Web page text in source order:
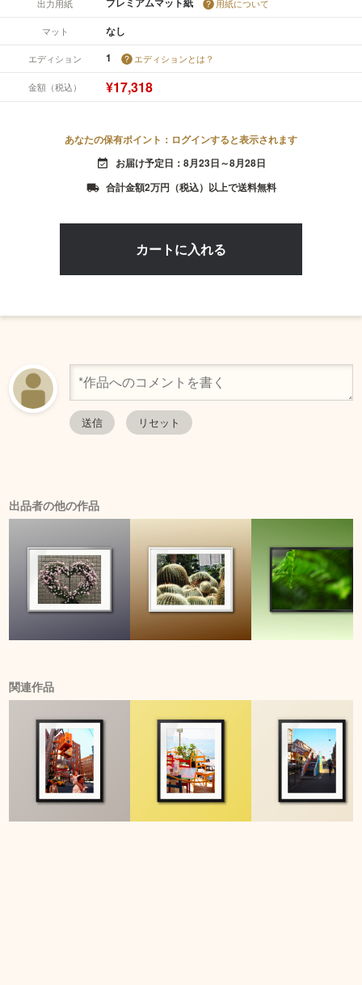
出力用紙 用紙について
マット なし
エディション 1 エディションとは？
金額（税込） ¥17,318
あなたの保有ポイント：ログインすると表示されます
event_available お届け予定日：8月23日～8月28日
local_shipping 合計金額2万円（税込）以上で送料無料
出品者の他の作品
関連作品